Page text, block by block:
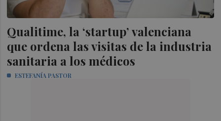
Qualitime, la ‘startup’ valenciana
que ordena las visitas de la industria
sanitaria a los médicos
ESTEFANÍA PASTOR